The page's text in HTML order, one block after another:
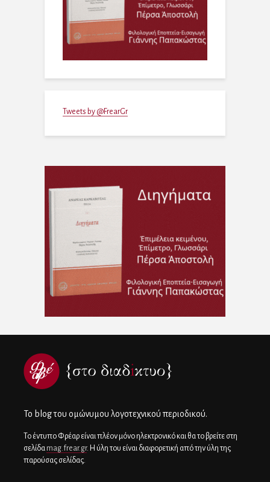
Tweets by @FrearGr
To blog του ομώνυμου λογοτεχνικού περιοδικού.
Το έντυπο Φρέαρ είναι πλέον μόνο ηλεκτρονικό και θα το βρείτε στη
σελίδα mag.frear.gr. Η ύλη του είναι διαφορετική από την ύλη της
παρούσας σελίδας.